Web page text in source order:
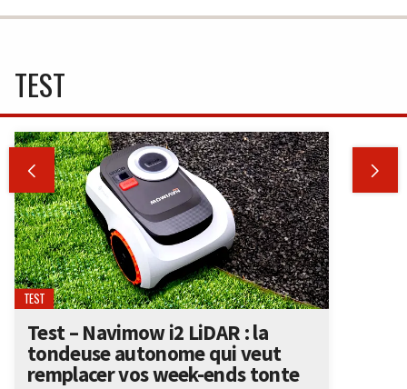
TEST
 
TEST
Test – Navimow i2 LiDAR : la
tondeuse autonome qui veut
remplacer vos week-ends tonte